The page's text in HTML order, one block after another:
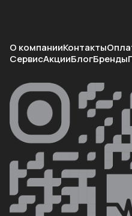
О компанииКонтакты
СервисАкцииБлогБренды